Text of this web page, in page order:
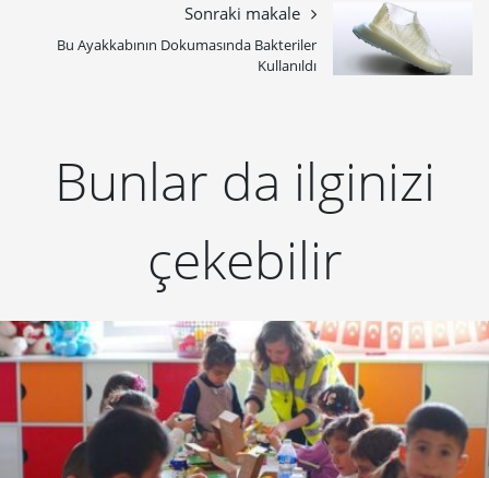
Sonraki makale
Bu Ayakkabının Dokumasında Bakteriler
Kullanıldı
Bunlar da ilginizi
çekebilir